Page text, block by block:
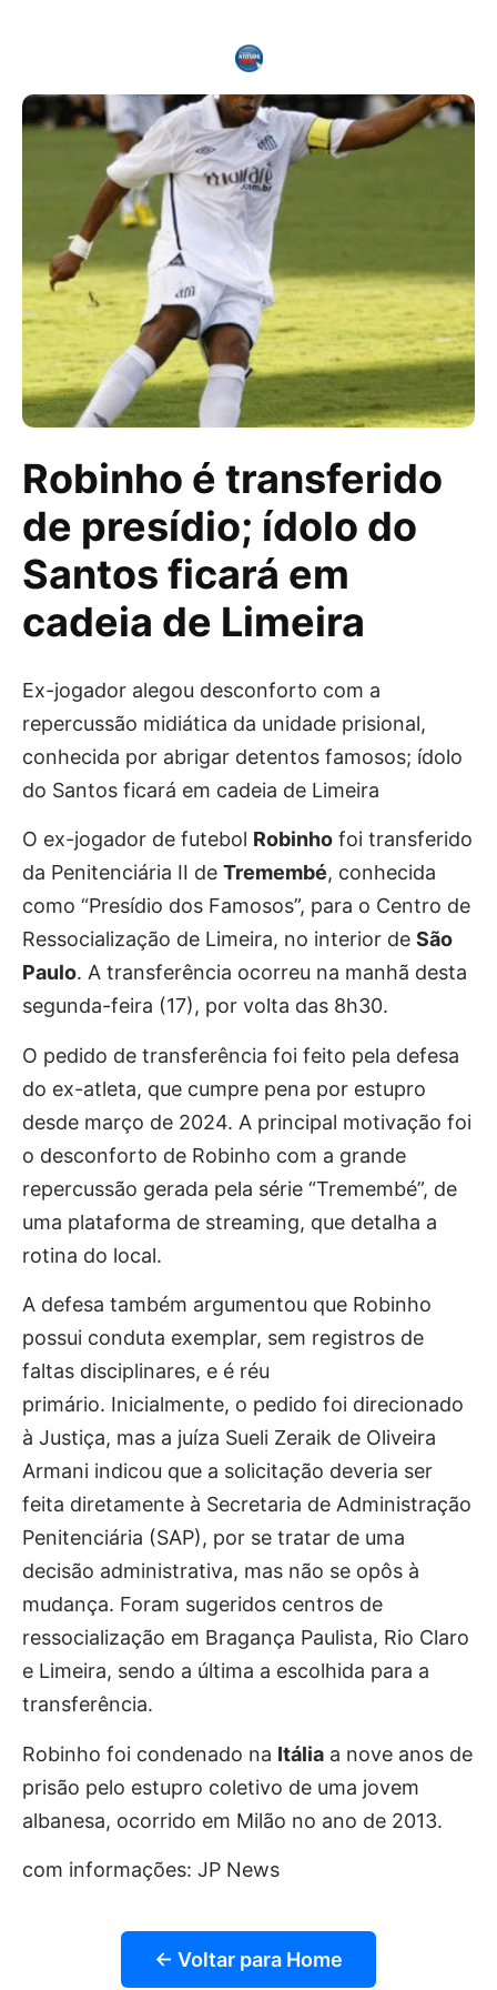
Robinho é transferido
de presídio; ídolo do
Santos ficará em
cadeia de Limeira
Ex-jogador alegou desconforto com a
repercussão midiática da unidade prisional,
conhecida por abrigar detentos famosos; ídolo
do Santos ficará em cadeia de Limeira
O ex-jogador de futebol Robinho foi transferido
da Penitenciária II de Tremembé, conhecida
como “Presídio dos Famosos”, para o Centro de
Ressocialização de Limeira, no interior de São
Paulo. A transferência ocorreu na manhã desta
segunda-feira (17), por volta das 8h30.
O pedido de transferência foi feito pela defesa
do ex-atleta, que cumpre pena por estupro
desde março de 2024. A principal motivação foi
o desconforto de Robinho com a grande
repercussão gerada pela série “Tremembé”, de
uma plataforma de streaming, que detalha a
rotina do local.
A defesa também argumentou que Robinho
possui conduta exemplar, sem registros de
faltas disciplinares, e é réu
primário. Inicialmente, o pedido foi direcionado
à Justiça, mas a juíza Sueli Zeraik de Oliveira
Armani indicou que a solicitação deveria ser
feita diretamente à Secretaria de Administração
Penitenciária (SAP), por se tratar de uma
decisão administrativa, mas não se opôs à
mudança. Foram sugeridos centros de
ressocialização em Bragança Paulista, Rio Claro
e Limeira, sendo a última a escolhida para a
transferência.
Robinho foi condenado na Itália a nove anos de
prisão pelo estupro coletivo de uma jovem
albanesa, ocorrido em Milão no ano de 2013.
com informações: JP News
← Voltar para Home